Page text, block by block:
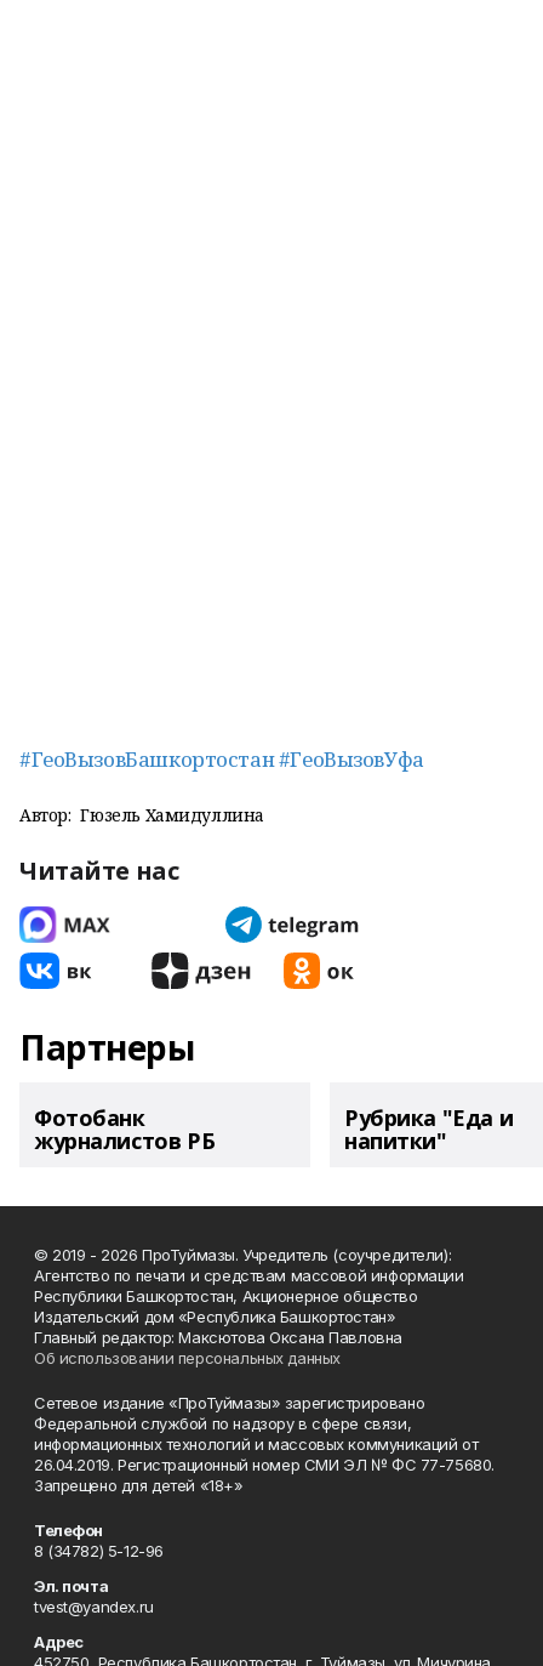
#ГеоВызовБашкортостан#ГеоВызовУфа
Автор: Гюзель Хамидуллина
Читайте нас
Партнеры
Фотобанк
журналистов РБ
Рубрика "Еда и
напитки"
© 2019 - 2026 ПроТуймазы. Учредитель (соучредители):
Агентство по печати и средствам массовой информации
Республики Башкортостан, Акционерное общество
Издательский дом «Республика Башкортостан»
Главный редактор: Максютова Оксана Павловна
Об использовании персональных данных
Сетевое издание «ПроТуймазы» зарегистрировано
Федеральной службой по надзору в сфере связи,
информационных технологий и массовых коммуникаций от
26.04.2019. Регистрационный номер СМИ ЭЛ № ФС 77-75680.
Запрещено для детей «18+»
Телефон
8 (34782) 5-12-96
Эл. почта
tvest@yandex.ru
Адрес